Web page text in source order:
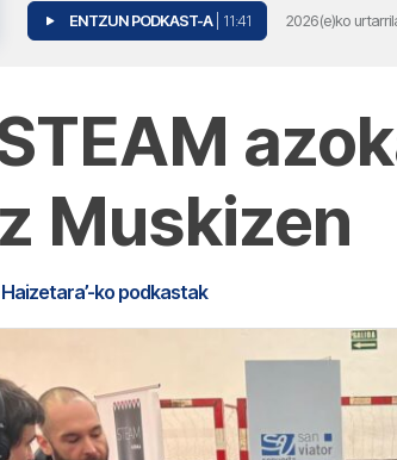
ENTZUN PODKAST-A | 11:41 2026(e)ko
Muskizen
ko podkastak